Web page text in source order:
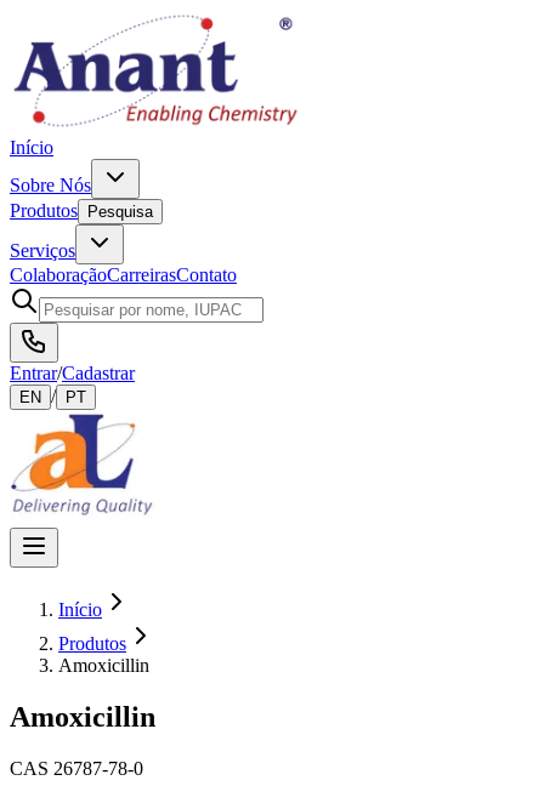
Início
Sobre Nós
Produtos
Pesquisa
Serviços
ColaboraçãoCarreirasContato
Entrar/Cadastrar
EN / PT
Início
Produtos
Amoxicillin
Amoxicillin
CAS 26787-78-0